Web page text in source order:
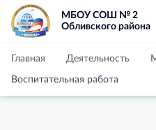
МБОУ СОШ № 2
Обливского района
Главная Деятельность
Воспитательная работа